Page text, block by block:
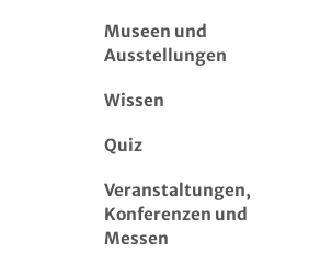
Museen und
Ausstellungen
Wissen
Quiz
Veranstaltungen,
Konferenzen und
Messen